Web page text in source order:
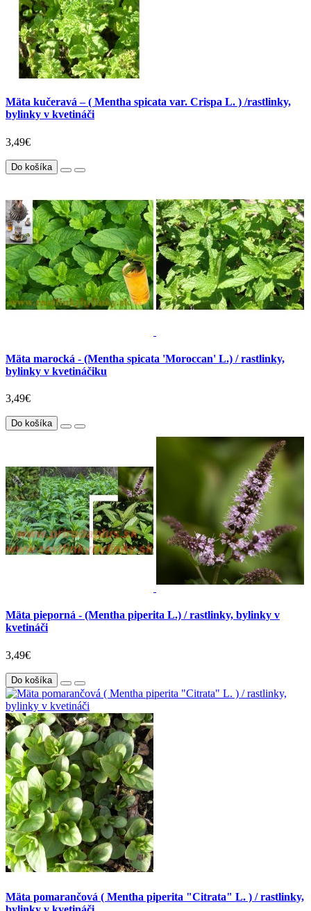
Mäta kučeravá – ( Mentha spicata var. Crispa L. ) /rastlinky,
bylinky v kvetináči
3,49€
Do košíka
Mäta marocká - (Mentha spicata 'Moroccan' L.) / rastlinky,
bylinky v kvetináčiku
3,49€
Do košíka
Mäta pieporná - (Mentha piperita L.) / rastlinky, bylinky v
kvetináči
3,49€
Do košíka
Mäta pomarančová ( Mentha piperita "Citrata" L. ) / rastlinky,